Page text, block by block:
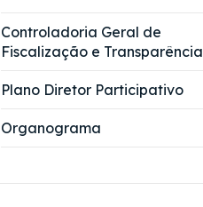
Controladoria Geral de
Fiscalização e Transparência
Plano Diretor Participativo
Organograma